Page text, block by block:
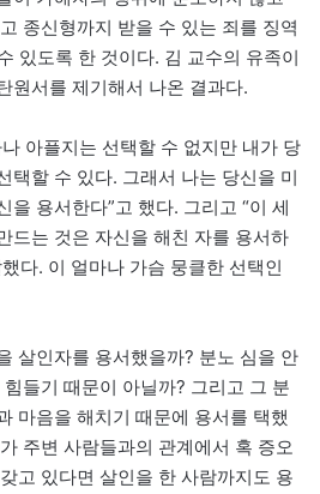
종신형까지 받을 수 있는 죄를 징역
있도록 한 것이다. 김 교수의 유족이
원서를 제기해서 나온 결과다.
아플지는 선택할 수 없지만 내가 당
택할 수 있다. 그래서 나는 당신을 미
을 용서한다”고 했다. 그리고 “이 세
드는 것은 자신을 해친 자를 용서하
다. 이 얼마나 가슴 뭉클한 선택인
살인자를 용서했을까? 분노 심을 안
들기 때문이 아닐까? 그리고 그 분
마음을 해치기 때문에 용서를 택했
주변 사람들과의 관계에서 혹 증오
고 있다면 살인을 한 사람까지도 용